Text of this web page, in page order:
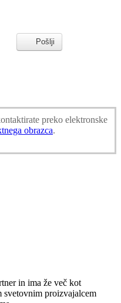
Pošlji
preko elektronske
obrazca.
in ima že več kot
svetovnim proizvajalcem